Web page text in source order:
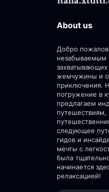
About us
Добро
незабываемым
жемчужины и
приключения.
погружение в
предлагаем
следующее
гидов и
мечты с
была
начинается
релаксацией!